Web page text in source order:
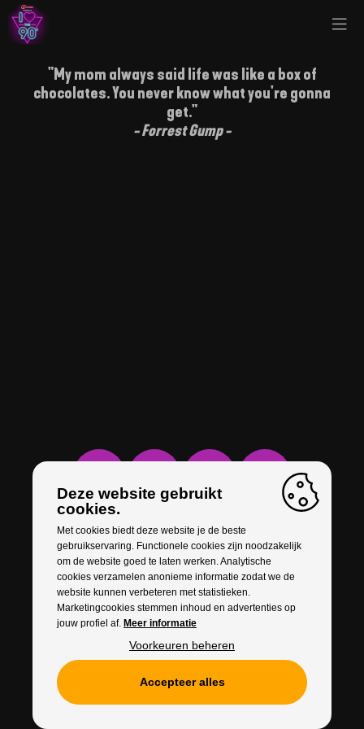
"My mom always said life was like a box of
chocolates. You never know what you're gonna
get."
- Forrest Gump -
Deze website gebruikt
cookies.
Met cookies biedt deze website je de beste
gebruikservaring. Functionele cookies zijn noodzakelijk
om de website goed te laten werken. Analytische
cookies verzamelen anonieme informatie zodat we de
website kunnen verbeteren met statistieken.
Marketingcookies stemmen inhoud en advertenties op
jouw profiel af. Meer informatie
Voorkeuren beheren
Accepteer alles